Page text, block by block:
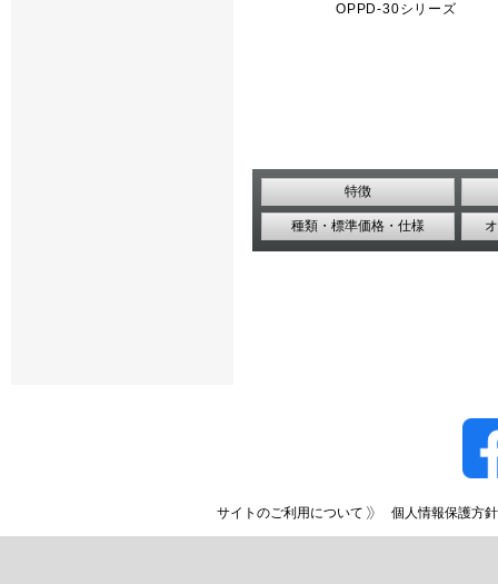
OPPD-30シリーズ
特徴
種類・標準価格・仕様
サイトのご利用について 個人情報保護方針